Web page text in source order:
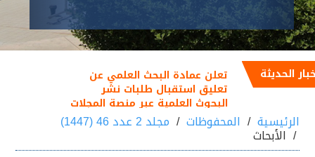
الحديثة تعلن عمادة البحث العلمي عن
تعليق استقبال طلبات نشر
البحوث العلمية عبر منصة المجلات
العلمية خلال الفترة من
25/12/1447هـ الموافق
11/06/2026م إلى 10/03/1448هـ
الرئيسية المحفوظات مجلد 2 عدد 46 (1447)
الأبحاث